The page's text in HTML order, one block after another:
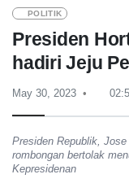
POLITIK
Presiden
hadiri Jeju
May 30, 2023
Presiden Republik,
rombongan bertolak
Kepresidenan